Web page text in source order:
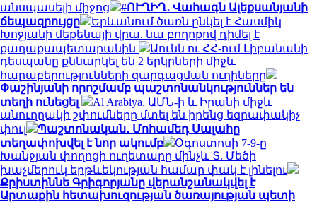
անսպասելի միջոց
#ՈՒՂԻՂ․ Վահագն Ալեքսանյանի
ճեպազրույցը
Երևանում ծառն ընկել է Հասմիկ
Խոջյանի մեքենայի վրա. նա բողոքով դիմել է
քաղաքապետարանին
Աունն ու ՀՀ-ում Լիբանանի
դեսպանը քննարկել են 2 երկրների միջև
հարաբերությունների զարգացման ուղիները
Փաշինյանի որոշմամբ պաշտոնանկություններ են
տեղի ունեցել
Al Arabiya. ԱՄՆ-ի և Իրանի միջև
անուղղակի շփումները մտել են իրենց եզրափակիչ
փուլ
Պաշտոնական․ Մոհամեդ Սալահը
տեղափոխվել է նոր ակումբ
Օգոստոսի 7-9-ը
Խանջյան փողոցի ուղետարը մինչև Տ. Մեծի
խաչմերուկ երթևեկության համար փակ է լինելու
Քրիստիննե Գրիգորյանը վերանշանակվել է
Արտաքին հետախուզության ծառայության պետի